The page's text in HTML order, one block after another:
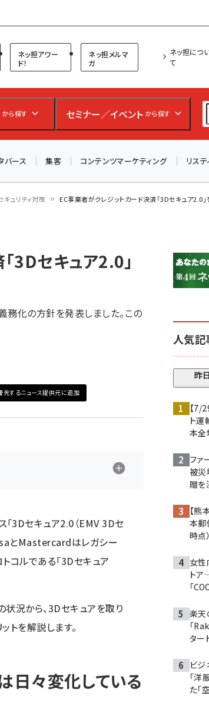
ネッ担アワー
ド！
ネッ担メルマ
ガ
ネッ担につ
て
から探す セミナー／イベント から探す
バース 集客 コンテンツマーケティング リス
ュリティ対策 EC事業者がクレジットカード決済「3Dセキュア2.0」
3Dセキュア2.0」
務化の方針を発表しました。この
先するニュース提供元に追加
3Dセキュア2.0（EMV 3Dセ
とMastercardはレガシー
コルである「3Dセキュア
状況から、3Dセキュアを取り
トを解説します。
日々変化している
人気記
昨日
【7/
ト運
本全
ファ
被災
贈を
【熊
本郵
時点）
女性
トア
「
楽天
「
ター
ビジ
「洋
た「
する時代に打つべき「次の一手」とは？
ックス、元UA責任者が登壇のリアルECセ
8/26＠東京）【交流会も実施】
↑